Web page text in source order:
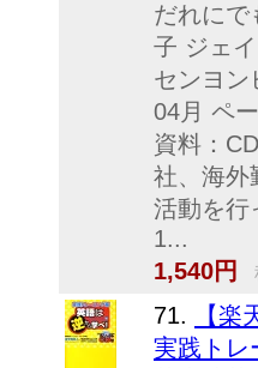
だれにで
子 ジェ
センヨン
04月 ペ
資料：
社、海外
活動を行
1...
1,540円
71.
【
実践トレ